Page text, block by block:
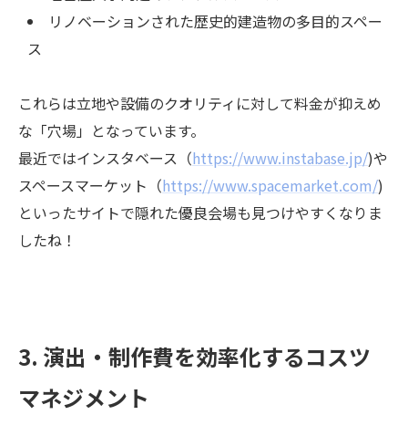
リノベーションされた歴史的建造物の多目的スペー
ス
これらは立地や設備のクオリティに対して料金が抑えめ
な「穴場」となっています。
最近ではインスタベース（https://www.instabase.jp/)や
スペースマーケット（https://www.spacemarket.com/)
といったサイトで隠れた優良会場も見つけやすくなりま
したね！
3. 演出・制作費を効率化するコスツ
マネジメント